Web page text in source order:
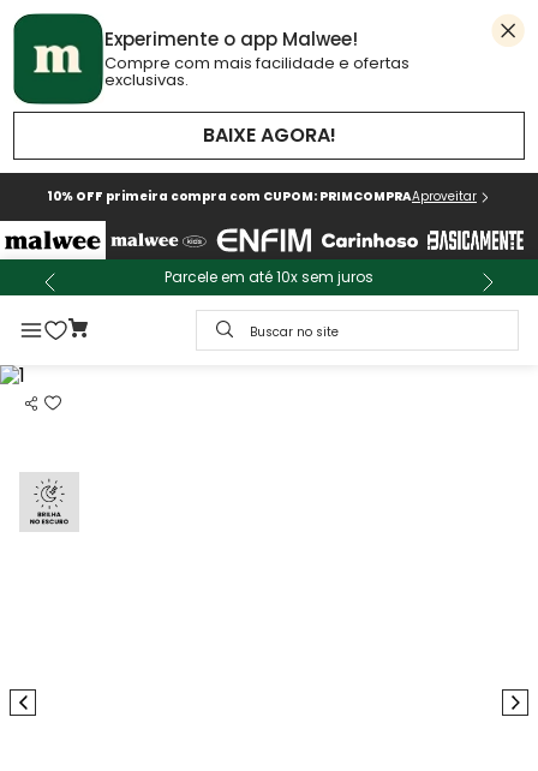
Experimente o app Malwee!
Compre com mais facilidade e ofertas
exclusivas.
BAIXE AGORA!
10% OFF primeira compra com CUPOM: PRIMCOMPRAAproveitar
Parcele em até 10x sem juros
Buscar no site